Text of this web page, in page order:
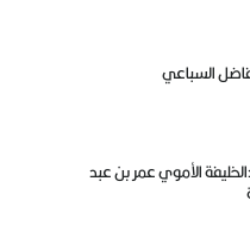
فاضل السباعي
الأموي عمر بن عبد